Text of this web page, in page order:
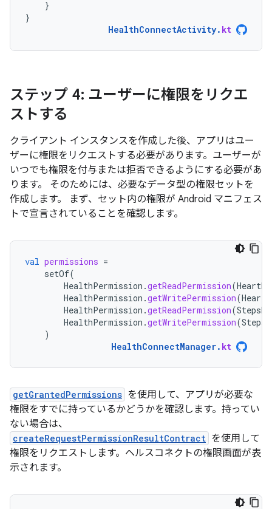
}
}
HealthConnectActivity. kt
ステップ 4: ユーザーに権限をリクエ
ストする
クライアント インスタンスを作成した後、アプリはユー
ザーに権限をリクエストする必要があります。ユーザーが
いつでも権限を付与または拒否できるようにする必要があ
ります。 そのためには、必要なデータ型の権限セットを
作成します。 まず、セット内の権限が Android マニフェス
トで宣言されていることを確認します。
val permissions =
setOf(
HealthPermission .getReadPermission(
HealthPermission .getWritePermission(
HealthPermission .getReadPermission(
HealthPermission .getWritePermission(
)
HealthConnectManager. kt
getGrantedPermissions を使用して、アプリが必要な
権限をすでに持っているかどうかを確認します。持ってい
ない場合は、
createRequestPermissionResultContract を使用して
権限をリクエストします。ヘルスコネクトの権限画面が表
示されます。